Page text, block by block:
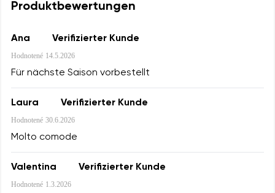
Produktbewertungen
Ana Verifizierter Kunde
Hodnotené 14.5.2026
Für nächste Saison vorbestellt
Laura Verifizierter Kunde
Hodnotené 30.6.2026
Molto comode
Valentina Verifizierter Kunde
Hodnotené 1.3.2026